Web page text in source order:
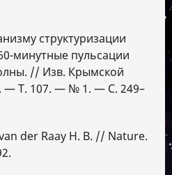
структуризации
минутные пульсации
// Изв. Крымской
— Т. 107. — № 1. — С. 249–
der Raay H. B. // Nature.